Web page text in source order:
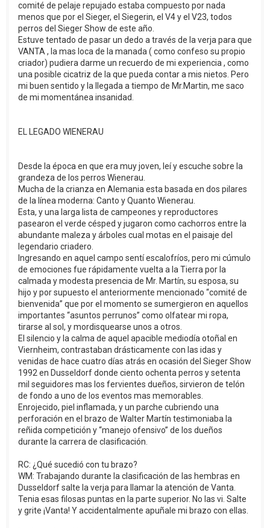
comité de pelaje repujado estaba compuesto por nada
menos que por el Sieger, el Siegerin, el V4 y el V23, todos
perros del Sieger Show de este año.
Estuve tentado de pasar un dedo a través de la verja para que
VANTA , la mas loca de la manada ( como confeso su propio
criador) pudiera darme un recuerdo de mi experiencia , como
una posible cicatriz de la que pueda contar a mis nietos. Pero
mi buen sentido y la llegada a tiempo de Mr.Martin, me saco
de mi momentánea insanidad.
EL LEGADO WIENERAU
Desde la época en que era muy joven, leí y escuche sobre la
grandeza de los perros Wienerau.
Mucha de la crianza en Alemania esta basada en dos pilares
de la línea moderna: Canto y Quanto Wienerau.
Esta, y una larga lista de campeones y reproductores
pasearon el verde césped y jugaron como cachorros entre la
abundante maleza y árboles cual motas en el paisaje del
legendario criadero.
Ingresando en aquel campo sentí escalofríos, pero mi cúmulo
de emociones fue rápidamente vuelta a la Tierra por la
calmada y modesta presencia de Mr. Martín, su esposa, su
hijo y por supuesto el anteriormente mencionado “comité de
bienvenida” que por el momento se sumergieron en aquellos
importantes “asuntos perrunos” como olfatear mi ropa,
tirarse al sol, y mordisquearse unos a otros.
El silencio y la calma de aquel apacible mediodía otoñal en
Viernheim, contrastaban drásticamente con las idas y
venidas de hace cuatro días atrás en ocasión del Sieger Show
1992 en Dusseldorf donde ciento ochenta perros y setenta
mil seguidores mas los fervientes dueños, sirvieron de telón
de fondo a uno de los eventos mas memorables.
Enrojecido, piel inflamada, y un parche cubriendo una
perforación en el brazo de Walter Martín testimoniaba la
reñida competición y “manejo ofensivo” de los dueños
durante la carrera de clasificación.
RC: ¿Qué sucedió con tu brazo?
WM: Trabajando durante la clasificación de las hembras en
Dusseldorf salte la verja para llamar la atención de Vanta.
Tenia esas filosas puntas en la parte superior. No las vi. Salte
y grite ¡Vanta! Y accidentalmente apuñale mi brazo con ellas.